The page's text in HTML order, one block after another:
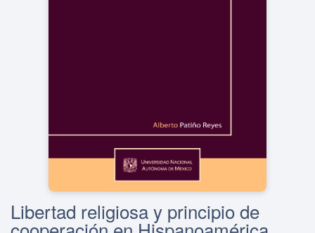
Libertad religiosa y principio de